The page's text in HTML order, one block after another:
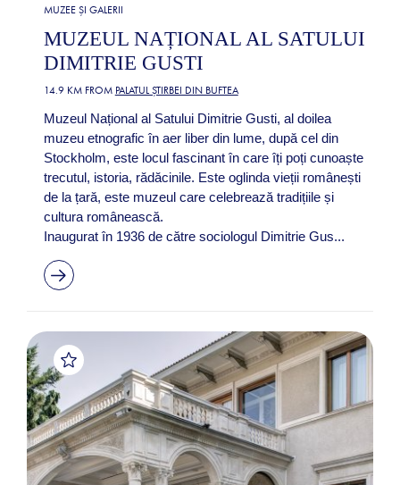
MUZEE ȘI GALERII
MUZEUL NAȚIONAL AL SATULUI
DIMITRIE GUSTI
14.9 KM FROM PALATUL ȘTIRBEI DIN BUFTEA
Muzeul Național al Satului Dimitrie Gusti, al doilea
muzeu etnografic în aer liber din lume, după cel din
Stockholm, este locul fascinant în care îți poți cunoaște
trecutul, istoria, rădăcinile. Este oglinda vieții românești
de la țară, este muzeul care celebrează tradițiile și
cultura românească.
Inaugurat în 1936 de către sociologul Dimitrie Gus...